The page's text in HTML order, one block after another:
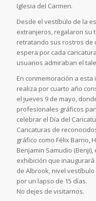
Iglesia del Carmen.
Desde el vestíbulo de la
extranjeros, regalaron su
retratando sus rostros de
espera por cada
usuarios admiraban el
En conmemoración a
realiza por cuarto año
el jueves 9 de mayo,
profesionales gráficos
celebrar el Día del
Caricaturas de
gráfico como Félix Barrio,
Benjamin Samudio
exhibición que inaugurará
de Albrook, nivel
por un lapso de 15 días.
No dejes de visitarnos.